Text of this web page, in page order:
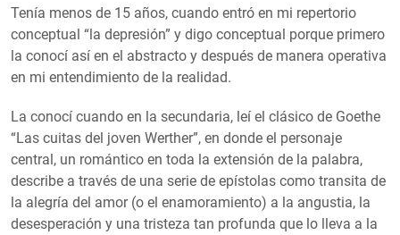
Tenía menos de 15 años, cuando entró en mi repertorio
conceptual “la depresión” y digo conceptual porque primero
la conocí así en el abstracto y después de manera operativa
en mi entendimiento de la realidad.
La conocí cuando en la secundaria, leí el clásico de Goethe
“Las cuitas del joven Werther”, en donde el personaje
central, un romántico en toda la extensión de la palabra,
describe a través de una serie de epístolas como transita de
la alegría del amor (o el enamoramiento) a la angustia, la
desesperación y una tristeza tan profunda que lo lleva a la